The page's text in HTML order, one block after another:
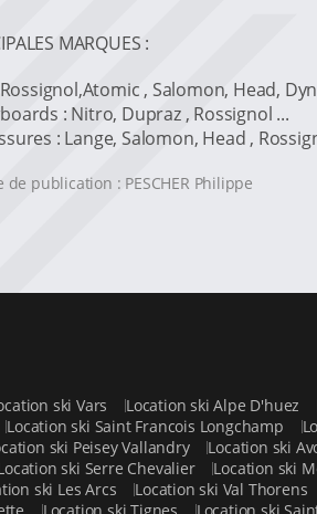
MARQUES :
, Salomon, Head,
: Nitro, Dupraz , Rossignol ...
: Lange, Salomon, Head ,
de publication : PESCHER Philippe
ski Vars Location ski Alpe D'huez
Location ski Saint Francois Longchamp
ski Peisey Vallandry
Location ski
ski Serre Chevalier
Location ski
ski Les Arcs
Location ski Val Thorens